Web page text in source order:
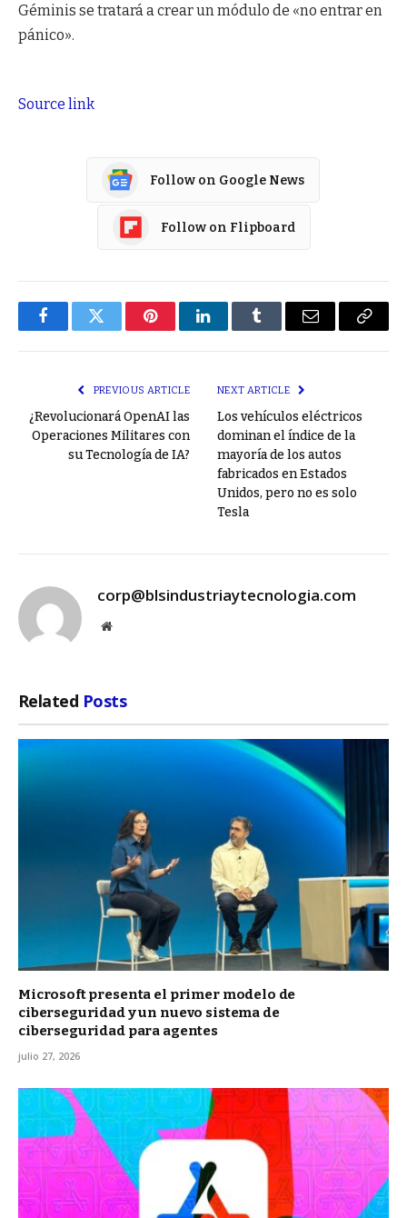
Géminis se tratará a crear un módulo de «no entrar en
pánico».
Source link
Follow on Google News
Follow on Flipboard
FacebookTwitter PinterestLinkedInTumblr Email
Copy
PREVIOUS ARTICLE
¿Revolucionará OpenAI las
Operaciones Militares con
su Tecnología de IA?
NEXT ARTICLE
Los vehículos eléctricos
dominan el índice de la
mayoría de los autos
fabricados en Estados
Unidos, pero no es solo
Tesla
corp@blsindustriaytecnologia.com
Website
Related Posts
Microsoft presenta el primer modelo de
ciberseguridad y un nuevo sistema de
ciberseguridad para agentes
julio 27, 2026